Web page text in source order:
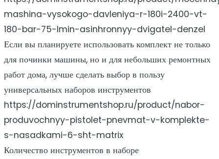
mashina-vysokogo-davleniya-r-180i-2400-vt-
180-bar-75-lmin-asinhronnyy-dvigatel-denzel
Если вы планируете использовать комплект не только
для починки машины, но и для небольших ремонтных
работ дома, лучше сделать выбор в пользу
универсальных наборов инструментов
https://dominstrumentshop.ru/product/nabor-
produvochnyy-pistolet-pnevmat-v-komplekte-
s-nasadkami-6-sht-matrix
Количество инструментов в наборе